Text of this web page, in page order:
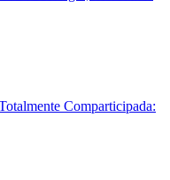
Comparticipada: